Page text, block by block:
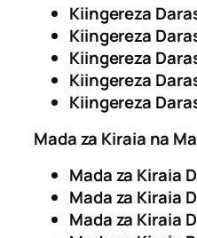
Kiingereza
Kiingereza
Kiingereza
Kiingereza
Kiingereza
Mada za Kiraia na
Mada za Kiraia
Mada za Kiraia
Mada za Kiraia